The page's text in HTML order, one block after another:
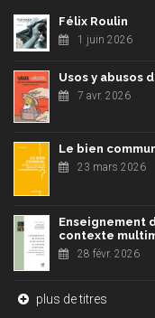
Félix Roulin
1 juin 2026
Usos y abusos
7 avr. 2026
Le bien
23 mars 2026
Enseignement
contexte
28 févr. 2026
plus de titres